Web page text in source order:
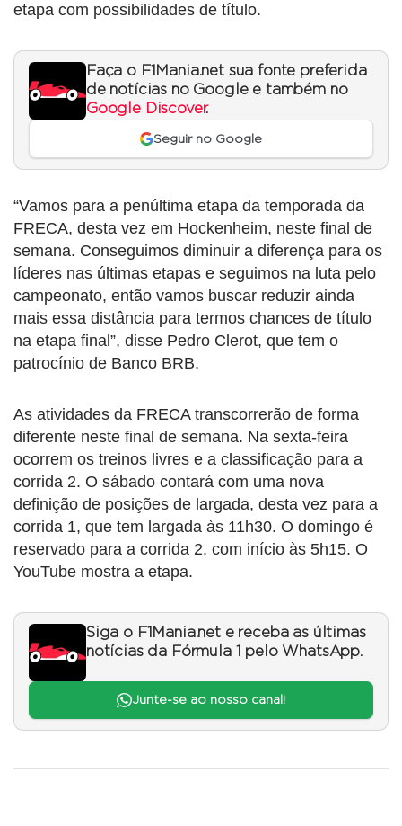
etapa com possibilidades de título.
Faça o F1Mania.net sua fonte preferida
de notícias no Google e também no
Google Discover.
Seguir no Google
“Vamos para a penúltima etapa da temporada da
FRECA, desta vez em Hockenheim, neste final de
semana. Conseguimos diminuir a diferença para os
líderes nas últimas etapas e seguimos na luta pelo
campeonato, então vamos buscar reduzir ainda
mais essa distância para termos chances de título
na etapa final”, disse Pedro Clerot, que tem o
patrocínio de Banco BRB.
As atividades da FRECA transcorrerão de forma
diferente neste final de semana. Na sexta-feira
ocorrem os treinos livres e a classificação para a
corrida 2. O sábado contará com uma nova
definição de posições de largada, desta vez para a
corrida 1, que tem largada às 11h30. O domingo é
reservado para a corrida 2, com início às 5h15. O
YouTube mostra a etapa.
Siga o F1Mania.net e receba as últimas
notícias da Fórmula 1 pelo WhatsApp.
Junte-se ao nosso canal!